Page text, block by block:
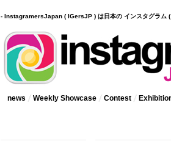
- InstagramersJapan ( IGersJP ) は日本の インスタグラム
news Weekly Showcase Contest